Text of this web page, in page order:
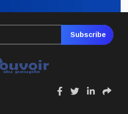
Subscribe
fa
fa
fa
fa